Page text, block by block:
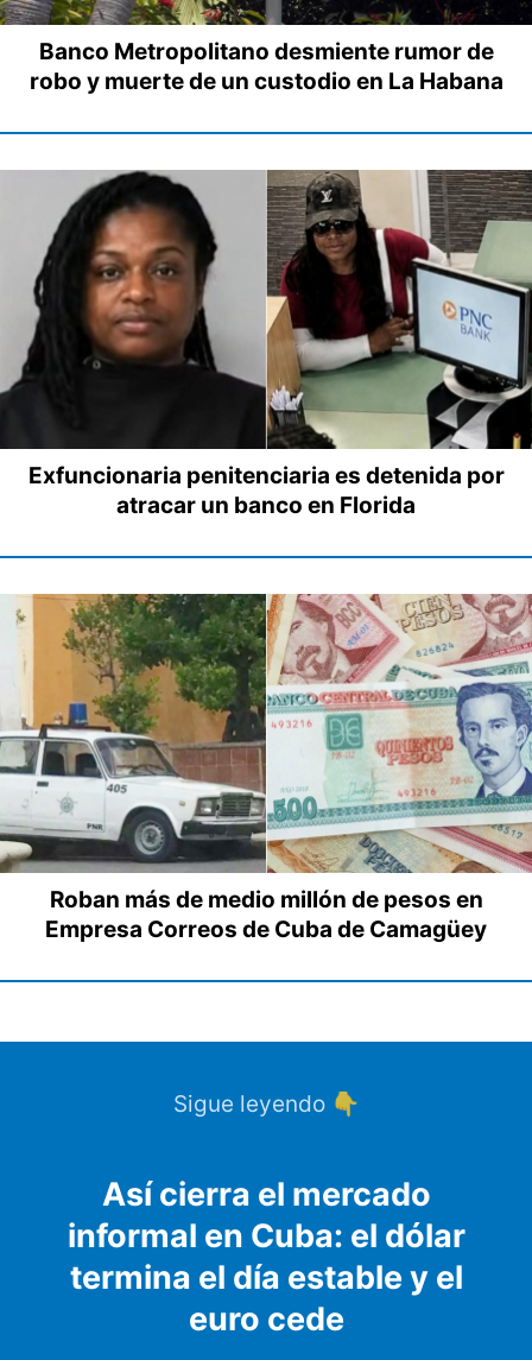
Banco Metropolitano desmiente rumor de
robo y muerte de un custodio en La Habana
Exfuncionaria penitenciaria es detenida por
atracar un banco en Florida
Roban más de medio millón de pesos en
Empresa Correos de Cuba de Camagüey
Sigue leyendo 👇